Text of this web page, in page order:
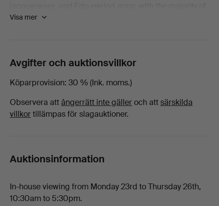
Böcker
Ma
San
Auction
lots being offered with no reserve!
Visa mer
Avgifter och auktionsvillkor
Köparprovision 30 % (Ink. moms.)
Observera attångerrätt inte gälleroch attsärskilda
villkortillämpas för slagauktioner.
Auktionsinformation
In-house viewing from Monday 23rd to Thursday 26th,
10:30am to 5:30pm.